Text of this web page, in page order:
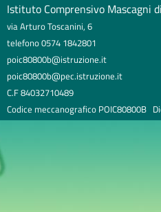
Istituto Comprensivo Mascagni
via Arturo Toscanini, 6
telefono 0574 1842801
poic80800b@istruzione.it
poic80800b@pec.istruzione.it
C.F 84032710489
Codice meccanografico POIC80800B